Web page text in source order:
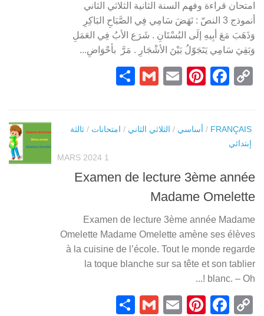
امتحان قراءة وفهم السنة الثانية الثلاثي الثاني
أنموذج 3 النصّ : نَهَضَ سَامِي فِي الصَّبَاحِ البَاكِرِ
وَذَهَبَ مَعَ أبِيهِ إلَى البُسْتَانِ . شَرَع الأبُ فِي العَمَلِ
وَبَقِيَ سَامِي يَتَجَوّلُ بَيْنَ الأشْجَارِ . مَرَّ بأحْوَاضِ...
Copy
Facebook
Pinterest
Email
Gmail
FRANÇAIS
/ أساسي / الثلاثي الثاني / امتحانات / ثالثة
إبتدائي
1 MARS 2024
Examen de lecture 3ème année
Madame Omelette
Examen de lecture 3ème année Madame
Omelette Madame Omelette amène ses élèves
à la cuisine de l’école. Tout le monde regarde
la toque blanche sur sa tête et son tablier
blanc. – Oh !...
Copy
Facebook
Pinterest
Email
Gmail